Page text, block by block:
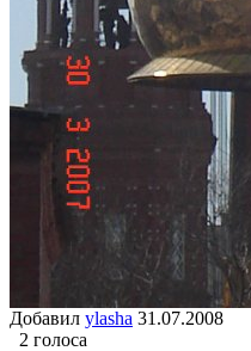
Добавил ylasha 31.07.2008
2 голоса